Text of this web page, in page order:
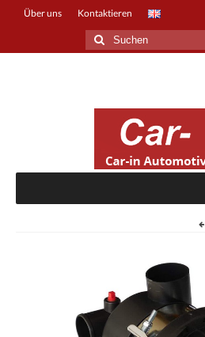
Über uns Kontaktieren
Suche
nach: